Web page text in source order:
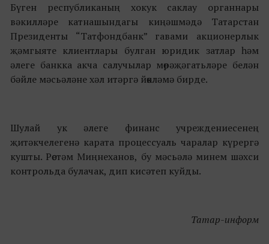
Бүген республиканың хокук саклау органнары
вәкилләре катнашындагы киңәшмәдә Татарстан
Президенты “Татфондбанк” гавами акционерлык
җәмгыяте клиентлары булган юридик затлар һәм
әлеге банкка акча салучылар мөрәҗәгатьләре белән
бәйле мәсьәләне хәл итәргә йөкләмә бирде.
Шулай ук әлеге финанс учреждениесенең
җитәкчелегенә карата процессуаль чаралар күрергә
кушты. Рөстәм Миңнеханов, бу мәсьәлә минем шәхси
контрольда булачак, дип кисәтеп куйды.
Татар-информ